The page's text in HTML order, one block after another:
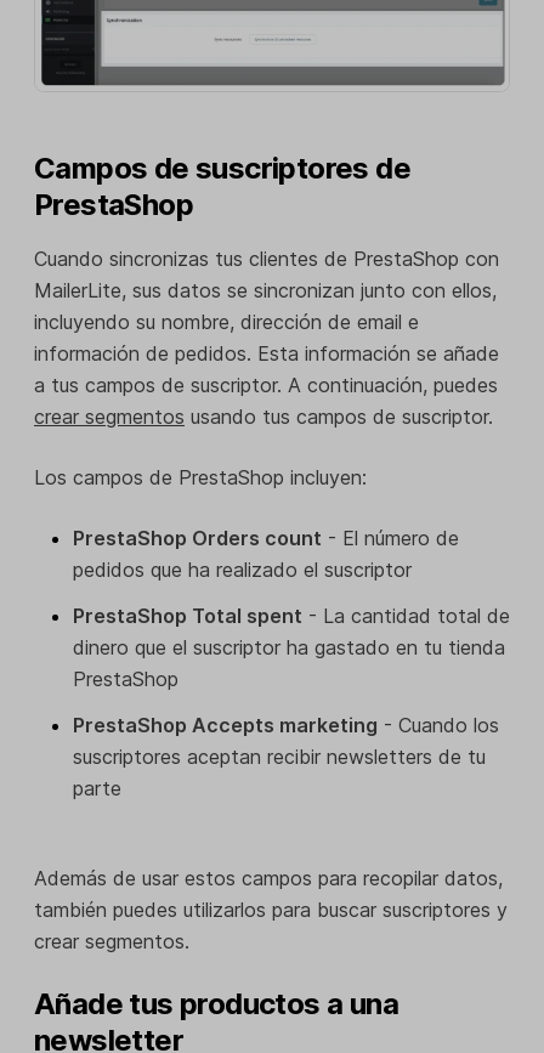
Campos de suscriptores de
PrestaShop
Cuando sincronizas tus clientes de PrestaShop con
MailerLite, sus datos se sincronizan junto con ellos,
incluyendo su nombre, dirección de email e
información de pedidos. Esta información se añade
a tus campos de suscriptor. A continuación, puedes
crear segmentos usando tus campos de suscriptor.
Los campos de PrestaShop incluyen:
PrestaShop Orders count - El número de
pedidos que ha realizado el suscriptor
PrestaShop Total spent - La cantidad total de
dinero que el suscriptor ha gastado en tu tienda
PrestaShop
PrestaShop Accepts marketing - Cuando los
suscriptores aceptan recibir newsletters de tu
parte
Además de usar estos campos para recopilar datos,
también puedes utilizarlos para buscar suscriptores y
crear segmentos.
Añade tus productos a una
newsletter